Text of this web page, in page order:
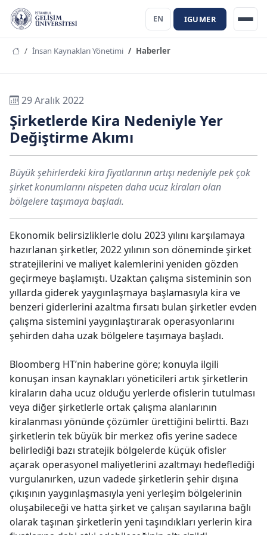
EN IGUMER
İnsan Kaynakları Yönetimi Haberler
29 Aralık 2022
Şirketlerde Kira Nedeniyle Yer
Değiştirme Akımı
Büyük şehirlerdeki kira fiyatlarının artışı nedeniyle pek çok
şirket konumlarını nispeten daha ucuz kiraları olan
bölgelere taşımaya başladı.
Ekonomik belirsizliklerle dolu 2023 yılını karşılamaya
hazırlanan şirketler, 2022 yılının son döneminde şirket
stratejilerini ve maliyet kalemlerini yeniden gözden
geçirmeye başlamıştı. Uzaktan çalışma sisteminin son
yıllarda giderek yaygınlaşmaya başlamasıyla kira ve
benzeri giderlerini azaltma fırsatı bulan şirketler evden
çalışma sistemini yaygınlaştırarak operasyonlarını
şehirden daha uzak bölgelere taşımaya başladı.
Bloomberg HT’nin haberine göre; konuyla ilgili
konuşan insan kaynakları yöneticileri artık şirketlerin
kiraların daha ucuz olduğu yerlerde ofislerin tutulması
veya diğer şirketlerle ortak çalışma alanlarının
kiralanması yönünde çözümler ürettiğini belirtti. Bazı
şirketlerin tek büyük bir merkez ofis yerine sadece
belirlediği bazı stratejik bölgelerde küçük ofisler
açarak operasyonel maliyetlerini azaltmayı hedeflediği
vurgulanırken, uzun vadede şirketlerin şehir dışına
çıkışının yaygınlaşmasıyla yeni yerleşim bölgelerinin
oluşabileceği ve hatta şirket ve çalışan sayılarına bağlı
olarak taşınan şirketlerin yeni taşındıkları yerlerin kira